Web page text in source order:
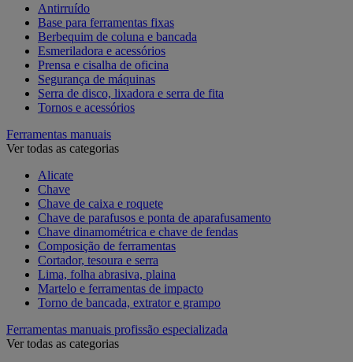
Antirruído
Base para ferramentas fixas
Berbequim de coluna e bancada
Esmeriladora e acessórios
Prensa e cisalha de oficina
Segurança de máquinas
Serra de disco, lixadora e serra de fita
Tornos e acessórios
Ferramentas manuais
Ver todas as categorias
Alicate
Chave
Chave de caixa e roquete
Chave de parafusos e ponta de aparafusamento
Chave dinamométrica e chave de fendas
Composição de ferramentas
Cortador, tesoura e serra
Lima, folha abrasiva, plaina
Martelo e ferramentas de impacto
Torno de bancada, extrator e grampo
Ferramentas manuais profissão especializada
Ver todas as categorias